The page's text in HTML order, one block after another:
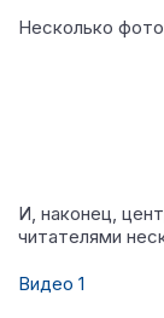
Несколько
И, наконец,
читателями
Видео 1